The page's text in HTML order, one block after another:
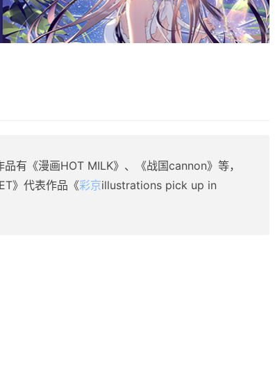
有《漫画HOT MILK》、《战国cannon》等，
》代表作品《彩京illustrations pick up in